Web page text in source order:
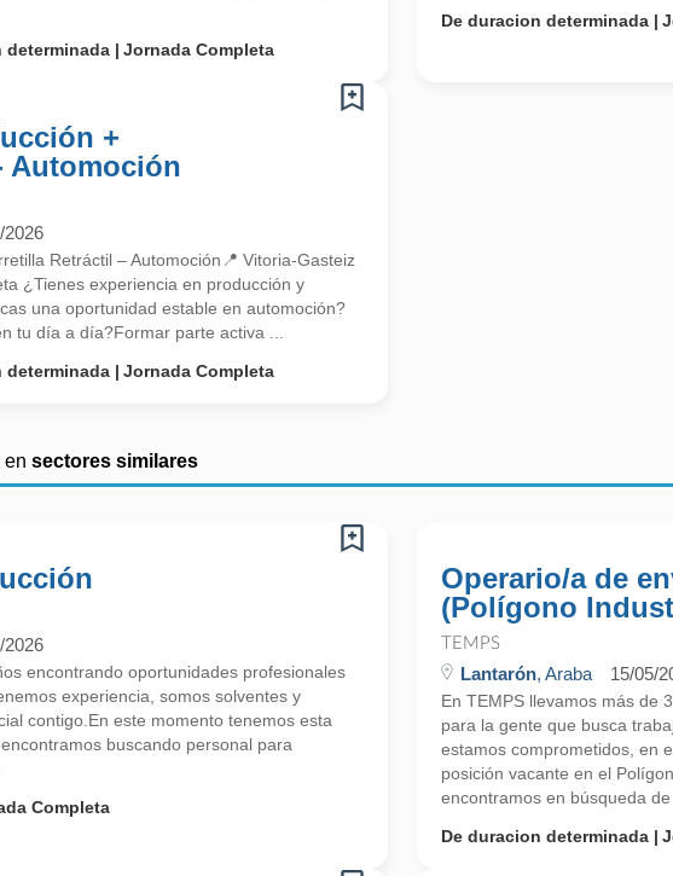
determinada Jornada Completa
De duracion determinada
+
Automoción
2026
Retráctil – Automoción📍 Vitoria-Gasteiz
¿Tienes experiencia en producción y
una oportunidad estable en automoción?
tu día a día?Formar parte activa ...
determinada Jornada Completa
en sectores similares
2026
encontrando oportunidades profesionales
experiencia, somos solventes y
contigo.En este momento tenemos esta
buscando personal para
Completa
Operario/a de
(Polígono
TEMPS
Lantarón, Araba 15/05/
En TEMPS llevamos más de
para la gente que busca
estamos comprometidos, en
posición vacante en el
encontramos en búsqueda de
De duracion determinada